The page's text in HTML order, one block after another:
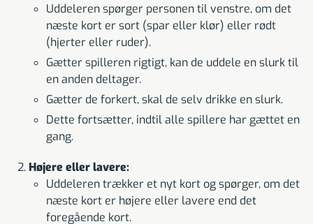
Uddeleren spørger personen til venstre, om det
næste kort er sort (spar eller klør) eller rødt
(hjerter eller ruder).
Gætter spilleren rigtigt, kan de uddele en slurk til
en anden deltager.
Gætter de forkert, skal de selv drikke en slurk.
Dette fortsætter, indtil alle spillere har gættet en
gang.
Højere eller lavere:
Uddeleren trækker et nyt kort og spørger, om det
næste kort er højere eller lavere end det
foregående kort.